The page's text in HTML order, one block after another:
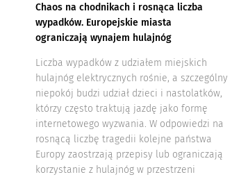
Chaos na chodnikach i rosnąca liczba
wypadków. Europejskie miasta
ograniczają wynajem hulajnóg
Liczba wypadków z udziałem miejskich
hulajnóg elektrycznych rośnie, a szczególny
niepokój budzi udział dzieci i nastolatków,
którzy często traktują jazdę jako formę
internetowego wyzwania. W odpowiedzi na
rosnącą liczbę tragedii kolejne państwa
Europy zaostrzają przepisy lub ograniczają
korzystanie z hulajnóg w przestrzeni